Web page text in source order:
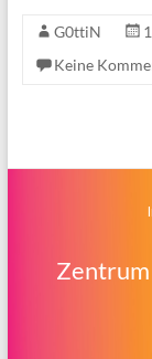
G0ttiN
Keine
Zentrum